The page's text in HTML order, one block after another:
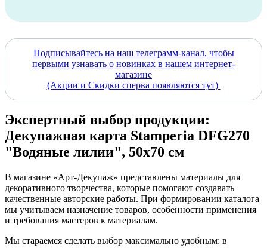
Подписывайтесь на наш телеграмм-канал, чтобы
первыми узнавать о новинках в нашем интернет-
магазине
(Акции и Скидки сперва появляются тут)
Экспертный выбор продукции:
Декупажная карта Stamperia DFG270
"Водяные лилии", 50х70 см
В магазине «Арт-Декупаж» представлены материалы для
декоративного творчества, которые помогают создавать
качественные авторские работы. При формировании каталога
мы учитываем назначение товаров, особенности применения
и требования мастеров к материалам.
Мы стараемся сделать выбор максимально удобным: в